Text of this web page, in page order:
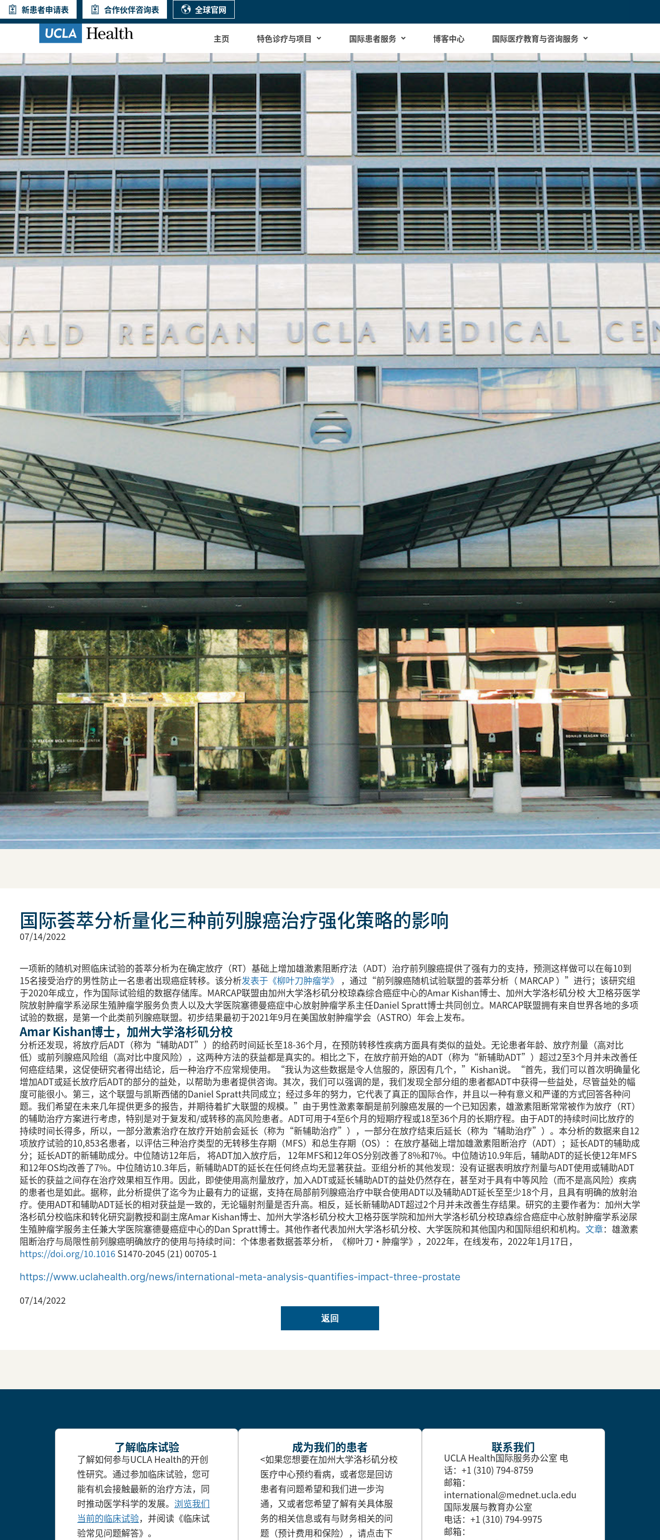
新患者申请表 合作伙伴咨询表 全球官网
主页 特色诊疗与项目 国际患者服务 博客中心 国际医疗教育与咨询服务
国际荟萃分析量化三种前列腺癌治疗强化策略的影响
07/14/2022
一项新的随机对照临床试验的荟萃分析为在确定放疗（RT）基础上增加雄激素阻断疗法（ADT）治疗前列腺癌提供了强有力的支持，预测这样做可以在每10到
15名接受治疗的男性防止一名患者出现癌症转移。该分析发表于《柳叶刀肿瘤学》
，通过“前列腺癌随机试验联盟的荟萃分析（ MARCAP ）”进行；该研究组
于2020年成立，作为国际试验组的数据存储库。MARCAP联盟由加州大学洛杉矶分校琼森综合癌症中心的Amar Kishan博士、加州大学洛杉矶分校 大卫格芬医学
院放射肿瘤学系泌尿生殖肿瘤学服务负责人以及大学医院塞德曼癌症中心放射肿瘤学系主任Daniel Spratt博士共同创立。MARCAP联盟拥有来自世界各地的多项
试验的数据，是第一个此类前列腺癌联盟。初步结果最初于2021年9月在美国放射肿瘤学会（ASTRO）年会上发布。
Amar Kishan博士，加州大学洛杉矶分校
分析还发现，将放疗后ADT（称为“辅助ADT”）的给药时间延长至18-36个月，在预防转移性疾病方面具有类似的益处。无论患者年龄、放疗剂量（高对比
低）或前列腺癌风险组（高对比中度风险），这两种方法的获益都是真实的。相比之下，在放疗前开始的ADT（称为“新辅助ADT”）超过2至3个月并未改善任
何癌症结果，这促使研究者得出结论，后一种治疗不应常规使用。“我认为这些数据是令人信服的，原因有几个，”Kishan说。“首先，我们可以首次明确量化
增加ADT或延长放疗后ADT的部分的益处，以帮助为患者提供咨询。其次，我们可以强调的是，我们发现全部分组的患者都ADT中获得一些益处，尽管益处的幅
度可能很小。第三，这个联盟与凯斯西储的Daniel Spratt共同成立；经过多年的努力，它代表了真正的国际合作，并且以一种有意义和严谨的方式回答各种问
题。我们希望在未来几年提供更多的报告，并期待着扩大联盟的规模。”由于男性激素睾酮是前列腺癌发展的一个已知因素，雄激素阻断常常被作为放疗（RT）
的辅助治疗方案进行考虑，特别是对于复发和/或转移的高风险患者。ADT可用于4至6个月的短期疗程或18至36个月的长期疗程。由于ADT的持续时间比放疗的
持续时间长得多，所以，一部分激素治疗在放疗开始前会延长（称为“新辅助治疗”），一部分在放疗结束后延长（称为“辅助治疗”）。本分析的数据来自12
项放疗试验的10,853名患者，以评估三种治疗类型的无转移生存期（MFS）和总生存期（OS）：在放疗基础上增加雄激素阻断治疗（ADT）；延长ADT的辅助成
分；延长ADT的新辅助成分。中位随访12年后， 将ADT加入放疗后， 12年MFS和12年OS分别改善了8%和7%。中位随访10.9年后，辅助ADT的延长使12年MFS
和12年OS均改善了7%。中位随访10.3年后，新辅助ADT的延长在任何终点均无显著获益。亚组分析的其他发现：没有证据表明放疗剂量与ADT使用或辅助ADT
延长的获益之间存在治疗效果相互作用。因此，即使使用高剂量放疗，加入ADT或延长辅助ADT的益处仍然存在，甚至对于具有中等风险（而不是高风险）疾病
的患者也是如此。据称，此分析提供了迄今为止最有力的证据，支持在局部前列腺癌治疗中联合使用ADT以及辅助ADT延长至至少18个月，且具有明确的放射治
疗。使用ADT和辅助ADT延长的相对获益是一致的，无论辐射剂量是否升高。相反，延长新辅助ADT超过2个月并未改善生存结果。研究的主要作者为：加州大学
洛杉矶分校临床和转化研究副教授和副主席Amar Kishan博士、加州大学洛杉矶分校大卫格芬医学院和加州大学洛杉矶分校琼森综合癌症中心放射肿瘤学系泌尿
生殖肿瘤学服务主任兼大学医院塞德曼癌症中心的Dan Spratt博士。其他作者代表加州大学洛杉矶分校、大学医院和其他国内和国际组织和机构。 文章：雄激素
阻断治疗与局限性前列腺癌明确放疗的使用与持续时间：个体患者数据荟萃分析，《柳叶刀·肿瘤学》，2022年，在线发布，2022年1月17日，
https://doi.org/10.1016 S1470-2045 (21) 00705-1
https://www.uclahealth.org/news/international-meta-analysis-quantifies-impact-three-prostate
07/14/2022
返回
了解临床试验
了解如何参与UCLA Health的开创
性研究。通过参加临床试验，您可
能有机会接触最新的治疗方法，同
时推动医学科学的发展。 浏览我们
当前的临床试验，并阅读《临床试
验常见问题解答》。
成为我们的患者
<如果您想要在加州大学洛杉矶分校
医疗中心预约看病，或者您是回访
患者有问题希望和我们进一步沟
通，又或者您希望了解有关具体服
务的相关信息或有与财务相关的问
题（预计费用和保险），请点击下
联系我们
UCLA Health国际服务办公室 电
话：+1 (310) 794-8759
邮箱：
international@mednet.ucla.edu
国际发展与教育办公室
电话：+1 (310) 794-9975
邮箱：